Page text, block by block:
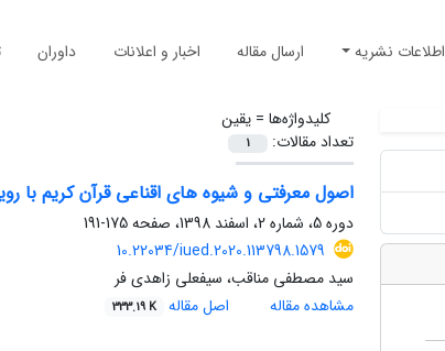
اطلاعات نشریه ارسال مقاله اخبار و اعلانات داوران
کلیدواژه‌ها =یقین
تعداد مقالات:
1
اصول معرفتی و شیوه های اقناعی قرآن کریم با
دوره 5، شماره 2، اسفند 1398، صفحه
175-191
10.22034/iued.2020.113798.1579
سید مصطفی مناقب، سیفعلی زاهدی فر
مشاهده مقاله
اصل مقاله 333.19 K